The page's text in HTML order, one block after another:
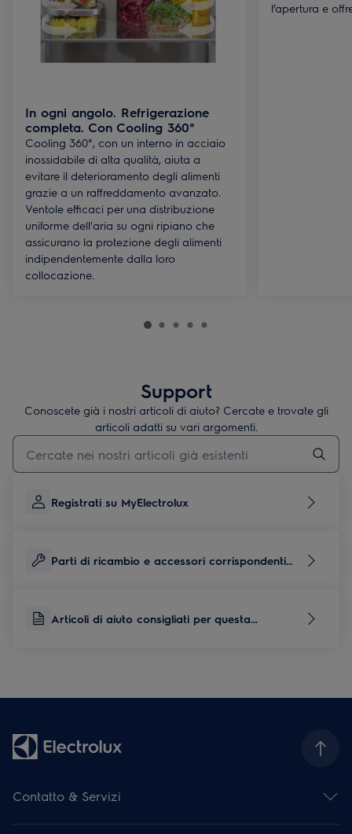
In ogni angolo. Refrigerazione
completa. Con Cooling 360°
Cooling 360°, con un interno in acciaio
inossidabile di alta qualità, aiuta a
evitare il deterioramento degli alimenti
grazie a un raffreddamento avanzato.
Ventole efficaci per una distribuzione
uniforme dell'aria su ogni ripiano che
assicurano la protezione degli alimenti
indipendentemente dalla loro
collocazione.
l’apertura e
Support
Conoscete già i nostri articoli di aiuto? Cercate e trovate gli
articoli adatti su vari argomenti.
Inserisci il termine di ricerca per gli articoli di assistenza
Registrati su MyElectrolux
Parti di ricambio e accessori corrispondenti
Articoli di aiuto consigliati per questa
Contatto & Servizi